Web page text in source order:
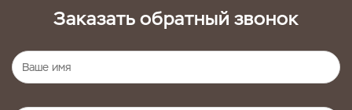
Заказать обратный звонок